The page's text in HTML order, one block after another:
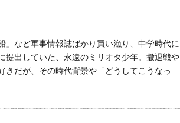
など軍事情報誌ばかり買い漁り、中学時代に
提出していた、永遠のミリオタ少年。撤退戦や
きだが、その時代背景や「どうしてこうなっ